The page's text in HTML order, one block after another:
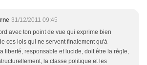
31/12/2011 09:45
avec ton point de vue qui exprime bien
ces lois qui ne servent finalement qu'à
liberté, responsable et lucide, doit être la règle,
la classe politique et les